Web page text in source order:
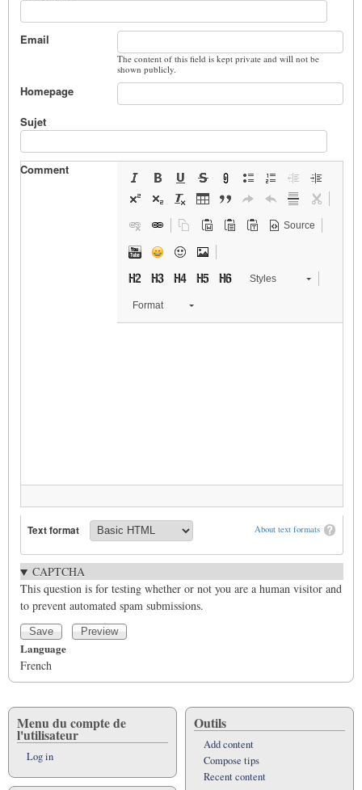
Email
The content of this field is kept private and will not be
shown publicly.
Homepage
Sujet
Comment
Source
Styles
Format
About text formats
Text format
CAPTCHA
This question is for testing whether or not you are a human visitor and
to prevent automated spam submissions.
Language
French
Menu du compte de
l'utilisateur
Log in
Outils
Add content
Compose tips
Recent content